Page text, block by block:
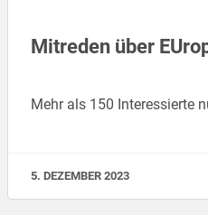
Mitreden über
Mehr als 150 Interessierte
5. DEZEMBER 2023